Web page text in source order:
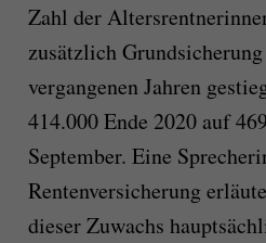
Zahl der
zusätzlich
vergangenen Jahren
414.000 Ende 2020 auf
September. Eine
Rentenversicherung
dieser Zuwachs